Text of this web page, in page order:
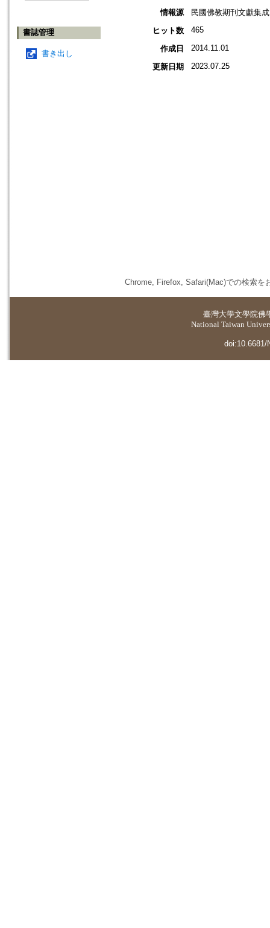
書誌管理
書き出し
情報源
民國佛教期刊文獻集
ヒット数
465
作成日 2014.11.01
更新日期 2023.07.25
Chrome, Firefox, Safari(Mac)での検索を
臺灣大學文學院佛
National Taiwan
doi:10.6681/